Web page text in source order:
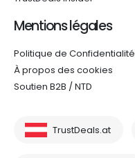
Mentions légales
Politique de Confidentialité
À propos des cookies
Soutien B2B / NTD
TrustDeals.at